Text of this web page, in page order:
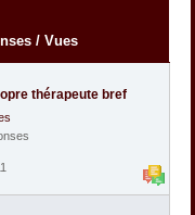
/ Vues
thérapeute bref